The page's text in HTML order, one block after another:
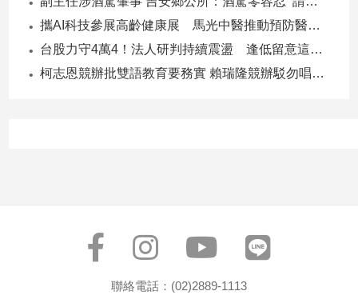
點】
攜AI科技參展高齡健康展 馬光中醫推動預防醫學迎接長壽新經濟
台股力守4萬4！法人研判持續震盪 逢低留意這些族群
柯志恩競辦批雙語教育要務實 賴瑞隆競辦駁勿唱衰高雄
聯絡電話：(02)2889-1113